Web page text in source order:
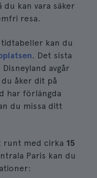
du kan vara säker
resa.
kan du
. Det sista
avgår
åker dit på
har förlängda
du missa ditt
runt med cirka 15
Paris kan du